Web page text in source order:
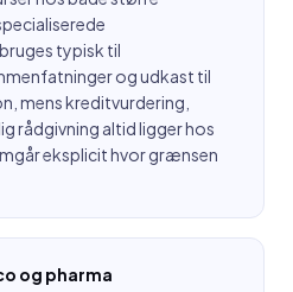
typisk til
og udkast til
mens kreditvurdering,
rådgivning altid ligger hos
eksplicit hvor grænsen
og pharma